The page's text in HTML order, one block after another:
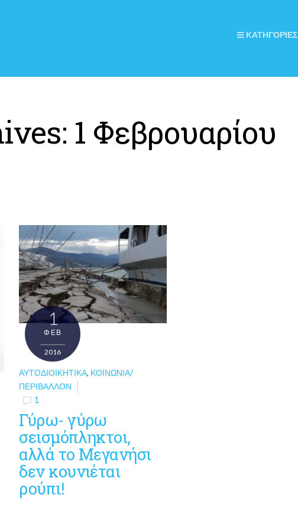
ΚΑΤΗΓΟΡΙΕΣ
1 Φεβρουαρίου
1
ΦΕΒ
2016
ΑΥΤΟΔΙΟΙΚΗΤΙΚΆ, ΚΟΙΝΩΝΊΑ/
ΠΕΡΙΒΆΛΛΟΝ
1
Γύρω- γύρω
σεισμόπληκτοι,
αλλά το Μεγανήσι
δεν κουνιέται
ρούπι!